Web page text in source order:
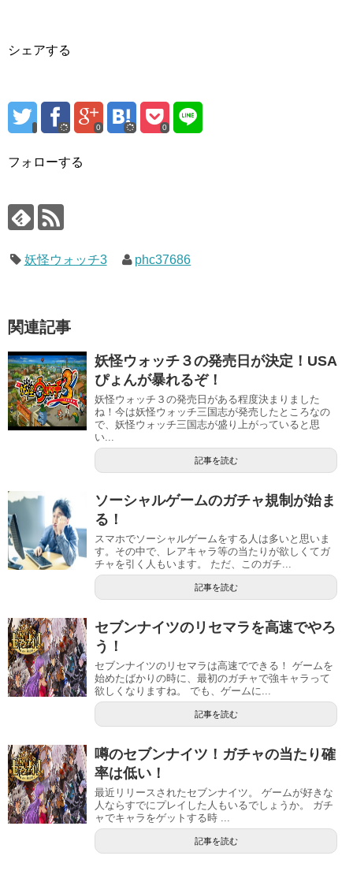
シェアする
0 0
フォローする
妖怪ウォッチ3 phc37686
関連記事
妖怪ウォッチ３の発売日が決定！USA
ぴょんが暴れるぞ！
妖怪ウォッチ３の発売日がある程度決まりました
ね！今は妖怪ウォッチ三国志が発売したところなの
で、妖怪ウォッチ三国志が盛り上がっていると思
い...
記事を読む
ソーシャルゲームのガチャ規制が始ま
る！
スマホでソーシャルゲームをする人は多いと思いま
す。その中で、レアキャラ等の当たりが欲しくてガ
チャを引く人もいます。 ただ、このガチ...
記事を読む
セブンナイツのリセマラを高速でやろ
う！
セブンナイツのリセマラは高速でできる！ ゲームを
始めたばかりの時に、最初のガチャで強キャラって
欲しくなりますね。 でも、ゲームに...
記事を読む
噂のセブンナイツ！ガチャの当たり確
率は低い！
最近リリースされたセブンナイツ。 ゲームが好きな
人ならすでにプレイした人もいるでしょうか。 ガチ
ャでキャラをゲットする時 ...
記事を読む